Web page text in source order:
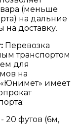
(меньше
на дальние
на доставку.
Перевозка
транспортом
для
на
имеет
- 20 футов (6м,